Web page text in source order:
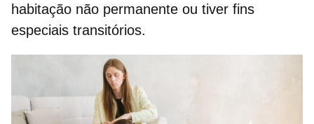
habitação não permanente ou tiver fins
especiais transitórios.